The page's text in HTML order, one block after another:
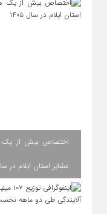
عشایر استان ایلام در سال